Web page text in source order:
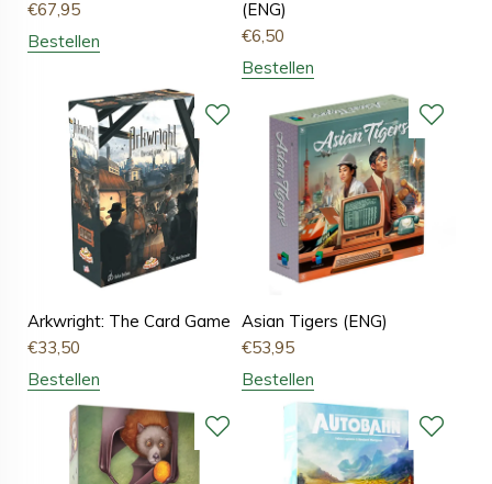
€67,95
Bestellen
(ENG)
€6,50
Bestellen
Arkwright: The Card Game
€33,50
Bestellen
Asian Tigers (ENG)
€53,95
Bestellen